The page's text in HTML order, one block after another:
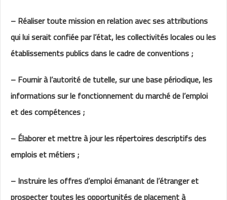
– Réaliser toute mission en relation avec ses attributions
qui lui serait confiée par l’état, les collectivités locales ou les
établissements publics dans le cadre de conventions ;
– Fournir à l’autorité de tutelle, sur une base périodique, les
informations sur le fonctionnement du marché de l’emploi
et des compétences ;
– Élaborer et mettre à jour les répertoires descriptifs des
emplois et métiers ;
– Instruire les offres d’emploi émanant de l’étranger et